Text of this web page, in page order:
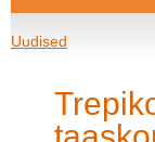
Uudised